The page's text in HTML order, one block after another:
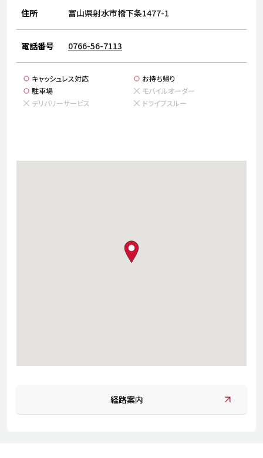
よくある質問・お問い合わせ
日本語 English
住所 富山県射水市橋下条1477-1
電話番号 0766-56-7113
キャッシュレス対応
お持ち帰り
駐車場
モバイルオーダー
デリバリーサービス
ドライブスルー
map pin
経路案内